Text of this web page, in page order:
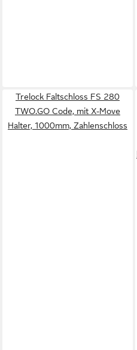
Trelock Faltschloss FS 280
TWO.GO Code, mit X-Move
Halter, 1000mm, Zahlenschloss